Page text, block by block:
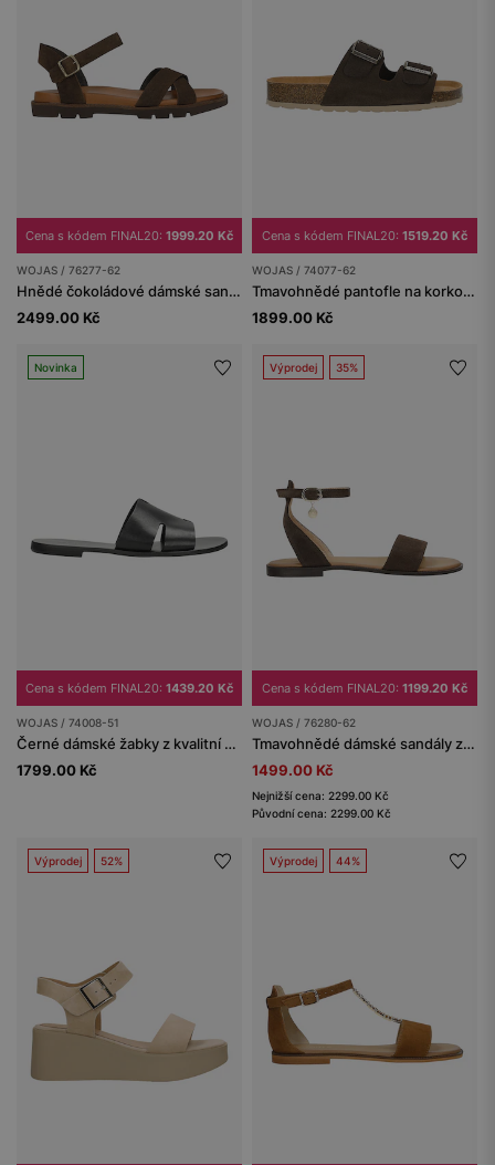
Cena s kódem FINAL20: 1999.20 Kč
WOJAS / 76277-62
Hnědé čokoládové dámské sandály ze štípenky
2499.00 Kč
Cena s kódem FINAL20: 1519.20 Kč
WOJAS / 74077-62
Tmavohnědé pantofle na korkovém klínu s přezkami
1899.00 Kč
Novinka
Cena s kódem FINAL20: 1439.20 Kč
WOJAS / 74008-51
Černé dámské žabky z kvalitní hladké kůže
1799.00 Kč
Výprodej 35%
Cena s kódem FINAL20: 1199.20 Kč
WOJAS / 76280-62
Tmavohnědé dámské sandály ze štípenky
1499.00 Kč
Nejnižší cena: 2299.00 Kč
Původní cena: 2299.00 Kč
Výprodej 52% Výprodej 44%